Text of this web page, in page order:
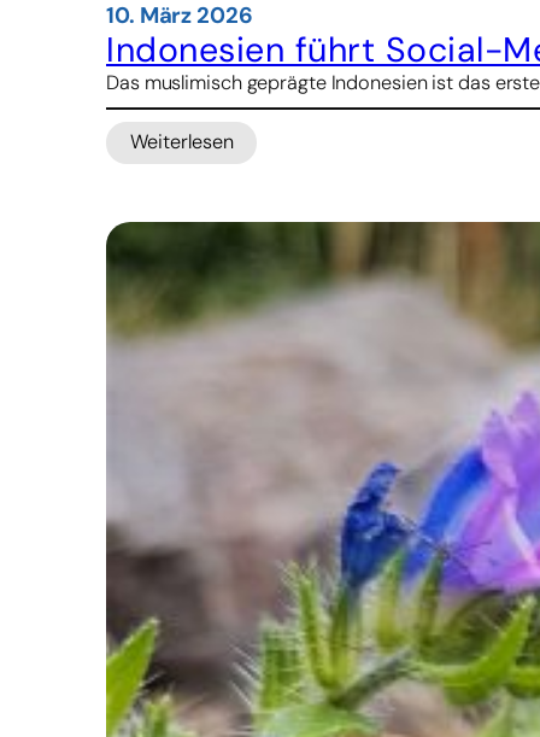
10. März 2026
Indonesien führt Social-
Das muslimisch geprägte Indonesien ist das
Weiterlesen
:
Verbot
für
Kinder